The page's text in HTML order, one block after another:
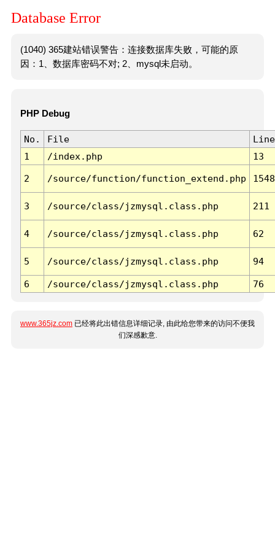
Database Error
(1040) 365建站错误警告：连接数据库失败，可能的原
因：1、数据库密码不对; 2、mysql未启动。
PHP Debug
No. File
Line
1
/index.php 13
2 /source/function/function_extend.php 1548
3 /source/class/jzmysql.class.php 211
4 /source/class/jzmysql.class.php 62
5 /source/class/jzmysql.class.php 94
6 /source/class/jzmysql.class.php 76
www.365jz.com 已经将此出错信息详细记录, 由此给您带来的访问不便我
们深感歉意.